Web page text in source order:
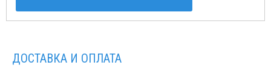
ДОСТАВКА И ОПЛАТА